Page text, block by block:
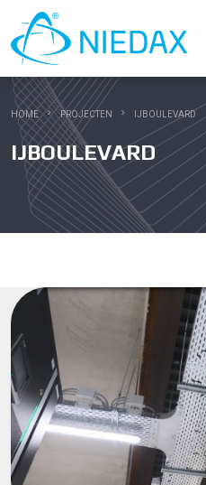
HOME PROJECTEN IJBOULEVARD
IJBOULEVARD